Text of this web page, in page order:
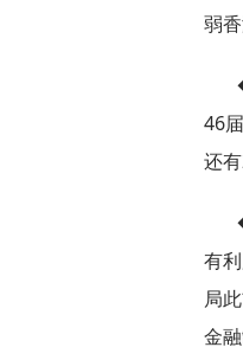
弱
46
还
有
局
金